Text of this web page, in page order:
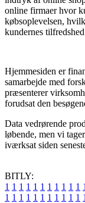
online firmaer hvor
købsoplevelsen,
kundernes
Hjemmesiden er
samarbejde med
præsenterer
forudsat den
Data vedrørende
løbende, men vi
iværksat siden
BITLY:
1 1 1 1 1 1 1 1 1 1 1 1
1 1 1 1 1 1 1 1 1 1 1 1